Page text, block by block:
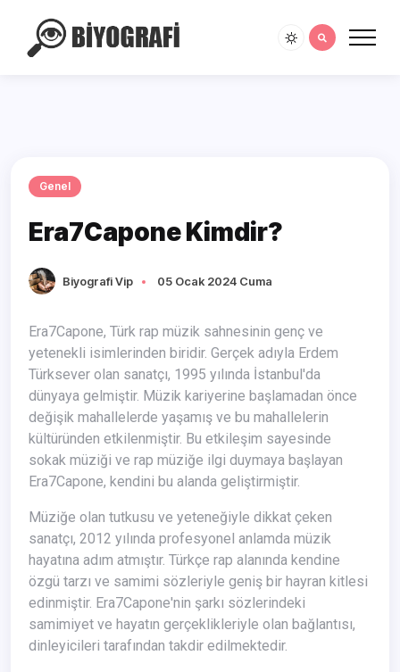
Genel
Era7Capone Kimdir?
Biyografi Vip 05 Ocak 2024 Cuma
Era7Capone, Türk rap müzik sahnesinin genç ve
yetenekli isimlerinden biridir. Gerçek adıyla Erdem
Türksever olan sanatçı, 1995 yılında İstanbul'da
dünyaya gelmiştir. Müzik kariyerine başlamadan önce
değişik mahallelerde yaşamış ve bu mahallelerin
kültüründen etkilenmiştir. Bu etkileşim sayesinde
sokak müziği ve rap müziğe ilgi duymaya başlayan
Era7Capone, kendini bu alanda geliştirmiştir.
Müziğe olan tutkusu ve yeteneğiyle dikkat çeken
sanatçı, 2012 yılında profesyonel anlamda müzik
hayatına adım atmıştır. Türkçe rap alanında kendine
özgü tarzı ve samimi sözleriyle geniş bir hayran kitlesi
edinmiştir. Era7Capone'nin şarkı sözlerindeki
samimiyet ve hayatın gerçeklikleriyle olan bağlantısı,
dinleyicileri tarafından takdir edilmektedir.